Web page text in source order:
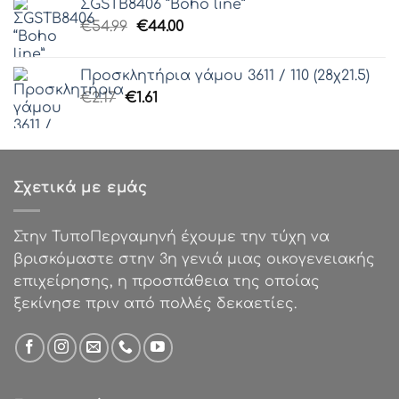
€85.00.είναι:
€50.00.
ΣGSTB8406 “Boho line”
€54.99 Original
€54.99.
€44.00Η
είναι:
Προσκλητήρια γάμου 3611 / 110 (28χ21.5)
€2.17 Original
€2.17.
€1.61
είναι:
Σχετικά με εμάς
Στην ΤυποΠεργαμηνή έχουμε την τύχη να
βρισκόμαστε στην 3η γενιά μιας οικογενειακής
επιχείρησης, η προσπάθεια της οποίας
ξεκίνησε πριν από πολλές δεκαετίες.